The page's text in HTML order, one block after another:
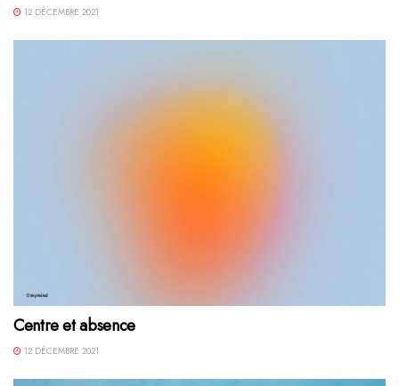
12 DÉCEMBRE 2021
Centre et absence
12 DÉCEMBRE 2021